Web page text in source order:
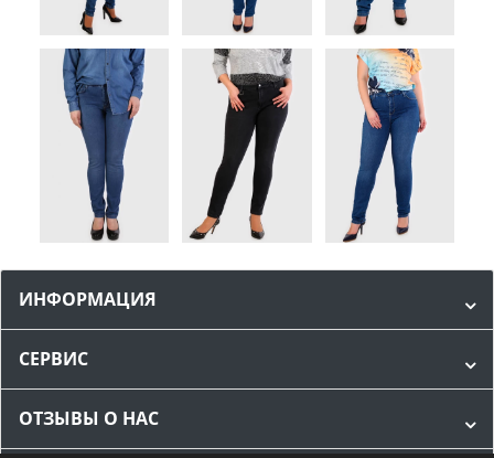
ИНФОРМАЦИЯ
СЕРВИС
ОТЗЫВЫ О НАС